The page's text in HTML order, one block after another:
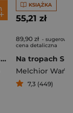
Opowiadania chasyǳkie i ludowe.
KSIĄŻKA
55,21 zł
89,90 zł -
cena detaliczna
Na tropach
7,3 (449)